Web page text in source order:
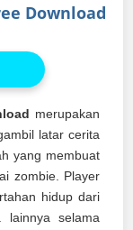
Download
merupakan
latar cerita
yang membuat
zombie. Player
hidup dari
lainnya selama